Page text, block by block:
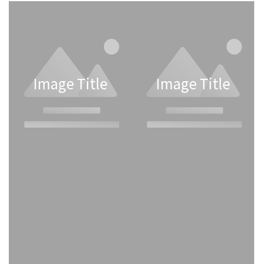
Image Title Image Title